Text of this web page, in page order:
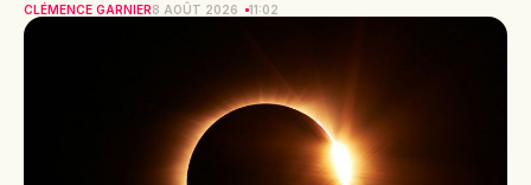
CLÉMENCE GARNIER8 AOÛT 2026 11:02